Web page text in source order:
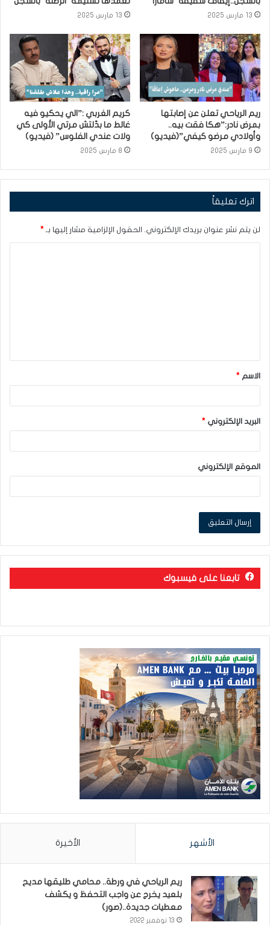
13 مارس 2025 13 مارس 2025
ريم الرياحي تعلن عن إصابتها
بمرض نادر:”هكا فقت بيه..
وأولادي مرضو كيفي”(فيديو)
9 مارس 2025
كريم الغربي :”الي يحكيو فيه
غالط ما بدّلتش مرتي الأولى كي
ولات عندي الفلوس” (فيديو)
8 مارس 2025
اترك تعليقاً
لن يتم نشر عنوان بريدك الإلكتروني. الحقول الإلزامية مشار إليها بـ *
ق
*الاسم *
البريد الإلكتروني *
الموقع الإلكتروني
تابعنا على فيسبوك
الأشهر الأخيرة
ريم الرياحي في ورطة.. محامي طليقها مديح
بلعيد يخرج عن واجب التحفظ و يكشف
معطيات جديدة..(صور)
13 نوفمبر 2022